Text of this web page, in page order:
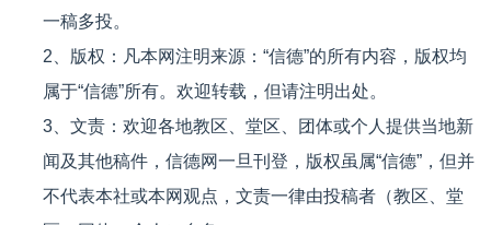
一稿多投。
2、版权：凡本网注明来源：“信德”的所有内容，版权均
属于“信德”所有。欢迎转载，但请注明出处。
3、文责：欢迎各地教区、堂区、团体或个人提供当地新
闻及其他稿件，信德网一旦刊登，版权虽属“信德”，但并
不代表本社或本网观点，文责一律由投稿者（教区、堂